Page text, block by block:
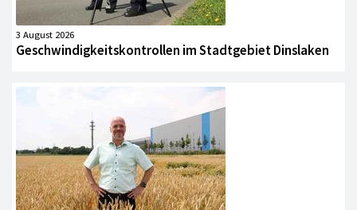
3 August 2026
Geschwindigkeitskontrollen im Stadtgebiet Dinslaken